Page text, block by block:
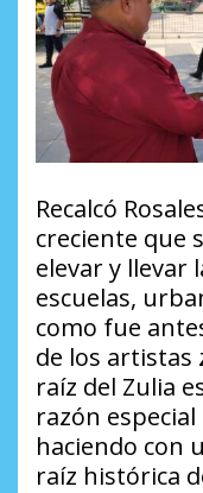
Recalcó
creciente que
elevar y llevar
escuelas,
como fue
de los artistas
raíz del Zulia
razón
haciendo con
raíz histórica